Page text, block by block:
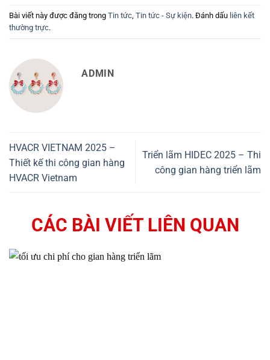
Bài viết này được đăng trong Tin tức Tin tức - Sự kiện. Đánh dấu liên kết
thường trực.
ADMIN
HVACR VIETNAM 2025 –
Thiết kế thi công gian hàng
HVACR Vietnam
Triển lãm HIDEC 2025 – Thi
công gian hàng triển lãm
CÁC BÀI VIẾT LIÊN QUAN